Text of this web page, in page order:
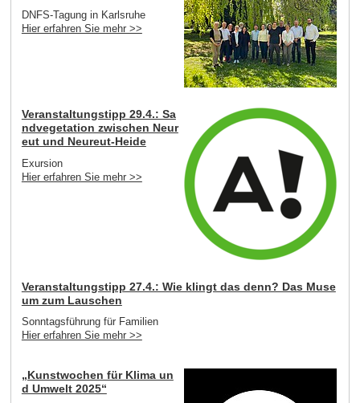
DNFS-Tagung in Karlsruhe
Hier erfahren Sie mehr >>
Veranstaltungstipp 29.4.: Sa
ndvegetation zwischen Neur
eut und Neureut-Heide
Exursion
Hier erfahren Sie mehr >>
Veranstaltungstipp 27.4.: Wie klingt das denn? Das Muse
um zum Lauschen
Sonntagsführung für Familien
Hier erfahren Sie mehr >>
„Kunstwochen für Klima un
d Umwelt 2025“